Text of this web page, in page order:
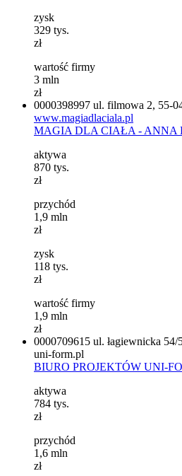
zysk
329 tys.
zł
wartość firmy
3 mln
zł
0000398997 ul. filmowa 2, 55-
www.magiadlaciala.pl
MAGIA DLA CIAŁA - ANNA
aktywa
870 tys.
zł
przychód
1,9 mln
zł
zysk
118 tys.
zł
wartość firmy
1,9 mln
zł
0000709615 ul. łagiewnicka 54/
uni-form.pl
BIURO PROJEKTÓW UNI-
aktywa
784 tys.
zł
przychód
1,6 mln
zł